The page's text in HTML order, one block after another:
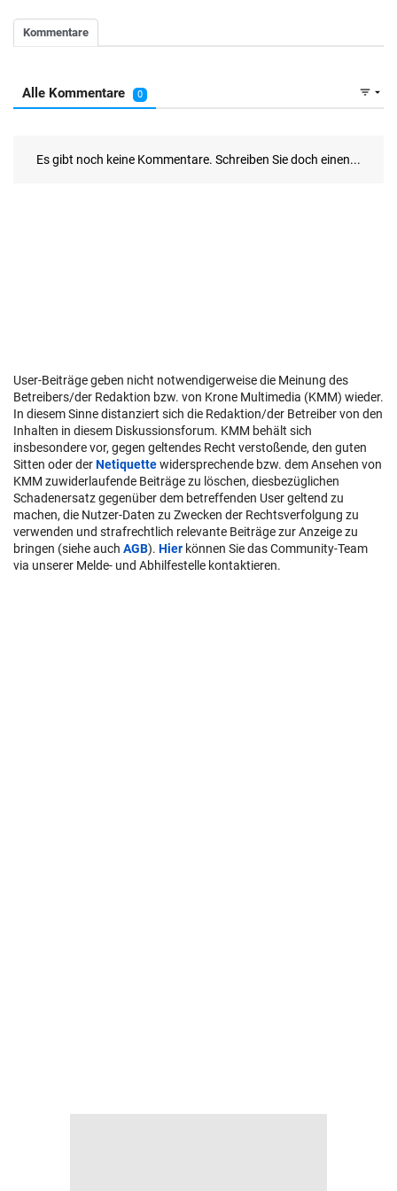
User-Beiträge geben nicht notwendigerweise die Meinung des
Betreibers/der Redaktion bzw. von Krone Multimedia (KMM) wieder.
In diesem Sinne distanziert sich die Redaktion/der Betreiber von den
Inhalten in diesem Diskussionsforum. KMM behält sich
insbesondere vor, gegen geltendes Recht verstoßende, den guten
Sitten oder derNetiquettewidersprechende bzw. dem Ansehen von
KMM zuwiderlaufende Beiträge zu löschen, diesbezüglichen
Schadenersatz gegenüber dem betreffenden User geltend zu
machen, die Nutzer-Daten zu Zwecken der Rechtsverfolgung zu
verwenden und strafrechtlich relevante Beiträge zur Anzeige zu
bringen (siehe auch AGB). Hier können Sie das Community-Team
via unserer Melde- und Abhilfestelle kontaktieren.